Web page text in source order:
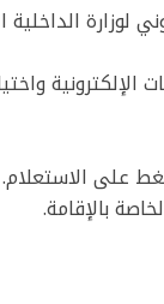
لوزارة
الإلكترونية
على الاستعلام.
بالإقامة.